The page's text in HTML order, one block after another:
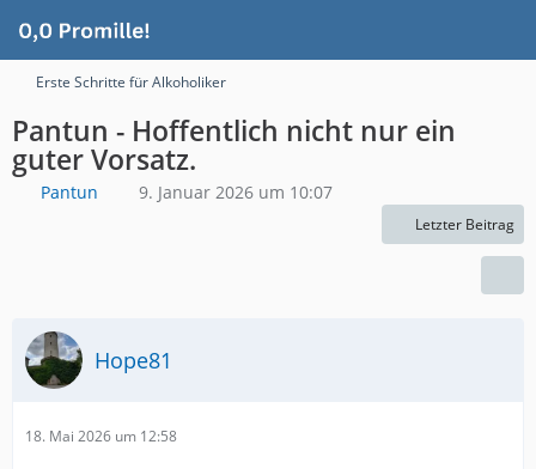
Erste Schritte für Alkoholiker
Pantun - Hoffentlich nicht nur ein
guter Vorsatz.
Pantun 9. Januar 2026 um 10:07
Letzter Beitrag
Hope81
18. Mai 2026 um 12:58